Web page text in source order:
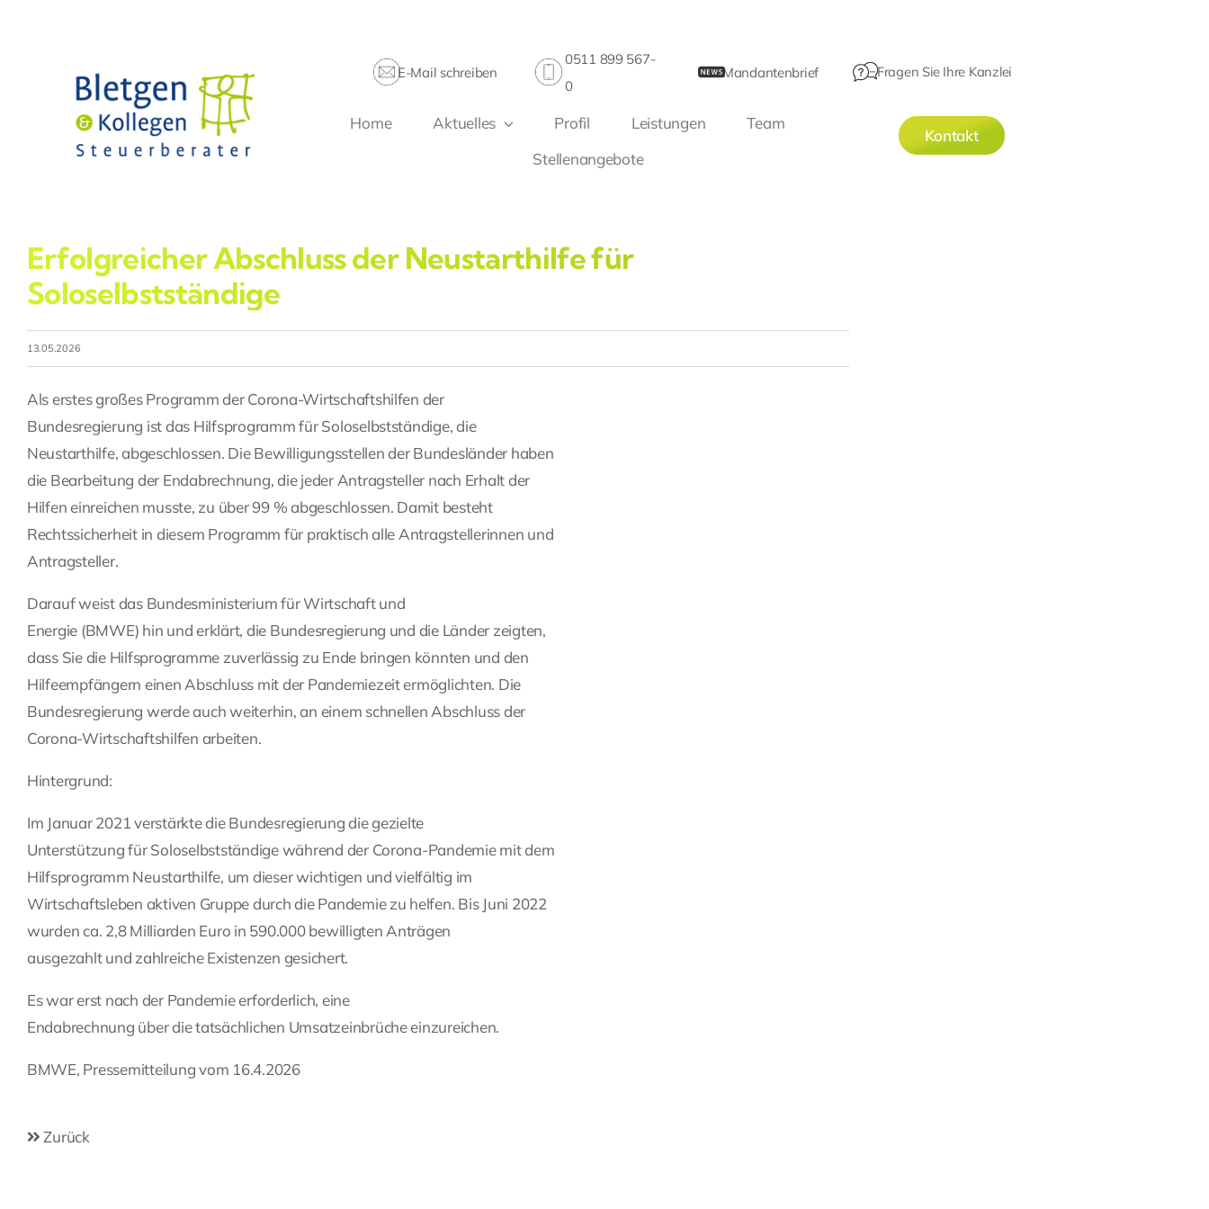
E-Mail schreiben
0511 899 567-
0
Mandantenbrief Fragen Sie Ihre Kanzlei
Home Aktuelles Profil Leistungen
Team
Stellenangebote
Kontakt
Erfolgreicher Abschluss der Neustarthilfe für
Soloselbstständige
13.05.2026
Als erstes großes Programm der Corona-Wirtschaftshilfen der
Bundesregierung ist das Hilfsprogramm für Soloselbstständige, die
Neustarthilfe, abgeschlossen. Die Bewilligungsstellen der Bundesländer haben
die Bearbeitung der Endabrechnung, die jeder Antragsteller nach Erhalt der
Hilfen einreichen musste, zu über 99 % abgeschlossen. Damit besteht
Rechtssicherheit in diesem Programm für praktisch alle Antragstellerinnen und
Antragsteller.
Darauf weist das Bundesministerium für Wirtschaft und
Energie (BMWE) hin und erklärt, die Bundesregierung und die Länder zeigten,
dass Sie die Hilfsprogramme zuverlässig zu Ende bringen könnten und den
Hilfeempfängern einen Abschluss mit der Pandemiezeit ermöglichten. Die
Bundesregierung werde auch weiterhin, an einem schnellen Abschluss der
Corona-Wirtschaftshilfen arbeiten.
Hintergrund:
Im Januar 2021 verstärkte die Bundesregierung die gezielte
Unterstützung für Soloselbstständige während der Corona-Pandemie mit dem
Hilfsprogramm Neustarthilfe, um dieser wichtigen und vielfältig im
Wirtschaftsleben aktiven Gruppe durch die Pandemie zu helfen. Bis Juni 2022
wurden ca. 2,8 Milliarden Euro in 590.000 bewilligten Anträgen
ausgezahlt und zahlreiche Existenzen gesichert.
Es war erst nach der Pandemie erforderlich, eine
Endabrechnung über die tatsächlichen Umsatzeinbrüche einzureichen.
BMWE, Pressemitteilung vom 16.4.2026
Zurück